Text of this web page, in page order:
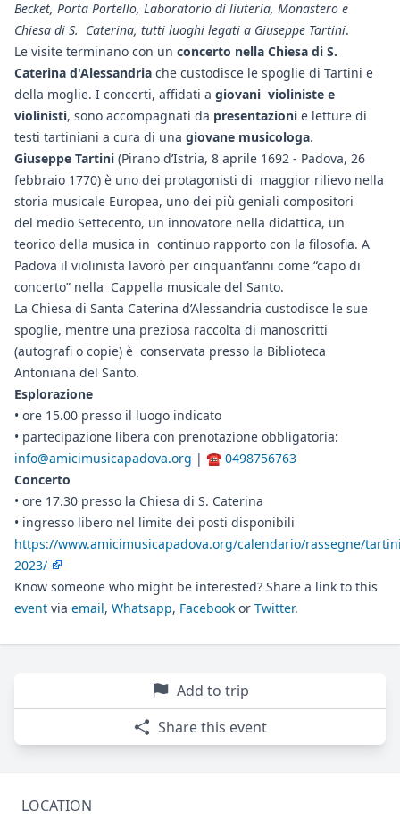
Becket, Porta Portello, Laboratorio di liuteria, Monastero e
Chiesa di S. Caterina, tutti luoghi legati a Giuseppe Tartini.
Le visite terminano con un concerto nella Chiesa di S.
Caterina d'Alessandria che custodisce le spoglie di Tartini e
della moglie. I concerti, affidati a giovani violiniste e
violinisti, sono accompagnati da presentazioni e letture di
testi tartiniani a cura di una giovane musicologa.
Giuseppe Tartini (Pirano d’Istria, 8 aprile 1692 - Padova, 26
febbraio 1770) è uno dei protagonisti di maggior rilievo nella
storia musicale Europea, uno dei più geniali compositori
del medio Settecento, un innovatore nella didattica, un
teorico della musica in continuo rapporto con la filosofia. A
Padova il violinista lavorò per cinquant’anni come “capo di
concerto” nella Cappella musicale del Santo.
La Chiesa di Santa Caterina d’Alessandria custodisce le sue
spoglie, mentre una preziosa raccolta di manoscritti
(autografi o copie) è conservata presso la Biblioteca
Antoniana del Santo.
Esplorazione
• ore 15.00 presso il luogo indicato
• partecipazione libera con prenotazione obbligatoria:
info@amicimusicapadova.org | ☎️ 0498756763
Concerto
• ore 17.30 presso la Chiesa di S. Caterina
• ingresso libero nel limite dei posti disponibili
https://www.amicimusicapadova.org/calendario/rassegne/
2023/
Know someone who might be interested? Share a link to this
event via email, Whatsapp, Facebook or Twitter.
Add to trip
Share this event
LOCATION